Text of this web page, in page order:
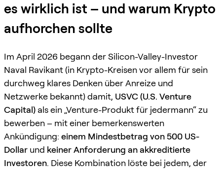
es wirklich ist – und warum Krypto
aufhorchen sollte
Im April 2026 begann der Silicon-Valley-Investor
Naval Ravikant (in Krypto-Kreisen vor allem für sein
durchweg klares Denken über Anreize und
Netzwerke bekannt) damit, USVC (U.S. Venture
Capital) als ein „Venture-Produkt für jedermann“ zu
bewerben – mit einer bemerkenswerten
Ankündigung: einem Mindestbetrag von 500 US-
Dollar und keiner Anforderung an akkreditierte
Investoren. Diese Kombination löste bei jedem, der